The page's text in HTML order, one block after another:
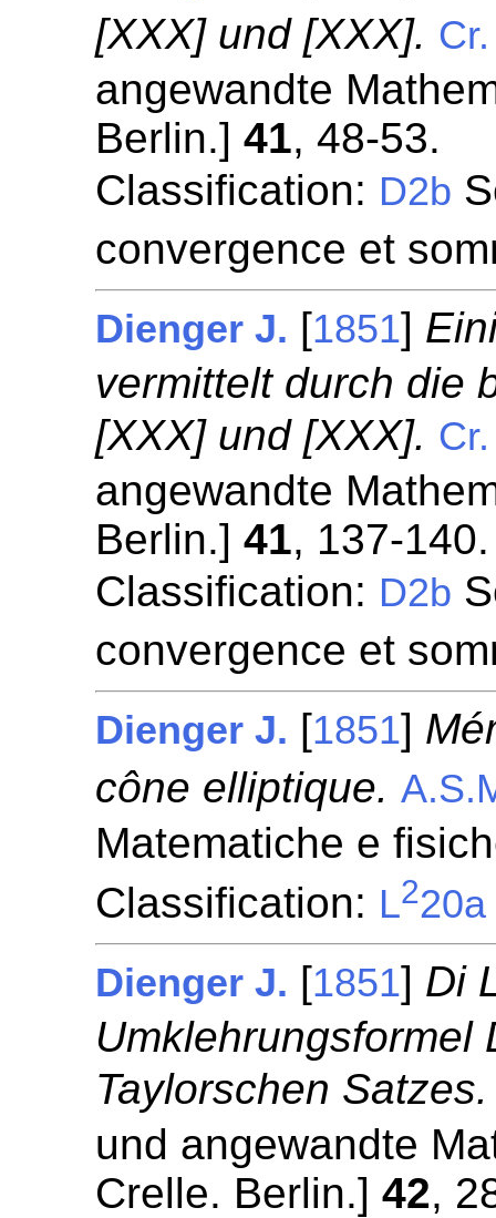
[XXX] und [XXX]. Cr.
angewandte
Berlin.]41, 48-53.
Classification: D2b
convergence et
Dienger J. [1851]
vermittelt durch die
[XXX] und [XXX]. Cr.
angewandte
Berlin.]41, 137-140.
Classification: D2b
convergence et
Dienger J. [1851]
cône elliptique.
Matematiche e
Classification: L220a
Dienger J. [1851] Di
Umklehrungsformel
Taylorschen Satzes.
und angewandte
Crelle. Berlin.]42,